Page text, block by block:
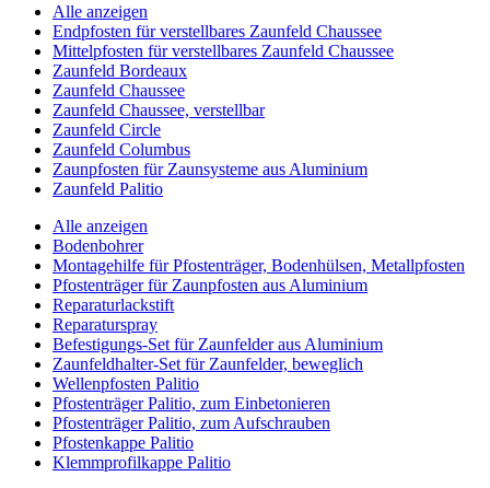
Alle anzeigen
Endpfosten für verstellbares Zaunfeld Chaussee
Mittelpfosten für verstellbares Zaunfeld Chaussee
Zaunfeld Bordeaux
Zaunfeld Chaussee
Zaunfeld Chaussee, verstellbar
Zaunfeld Circle
Zaunfeld Columbus
Zaunpfosten für Zaunsysteme aus Aluminium
Zaunfeld Palitio
Alle anzeigen
Bodenbohrer
Montagehilfe für Pfostenträger, Bodenhülsen, Metallpfosten
Pfostenträger für Zaunpfosten aus Aluminium
Reparaturlackstift
Reparaturspray
Befestigungs-Set für Zaunfelder aus Aluminium
Zaunfeldhalter-Set für Zaunfelder, beweglich
Wellenpfosten Palitio
Pfostenträger Palitio, zum Einbetonieren
Pfostenträger Palitio, zum Aufschrauben
Pfostenkappe Palitio
Klemmprofilkappe Palitio